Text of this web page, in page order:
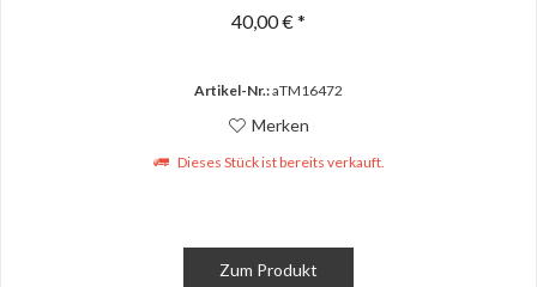
40,00 € *
Artikel-Nr.:aTM16472
Merken
Dieses Stück ist bereits verkauft.
Zum Produkt